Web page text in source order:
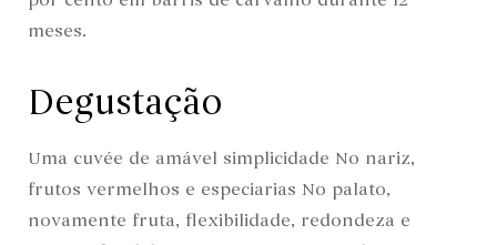
meses.
Degustação
Uma cuvée de amável simplicidade No nariz,
frutos vermelhos e especiarias No palato,
novamente fruta, flexibilidade, redondeza e